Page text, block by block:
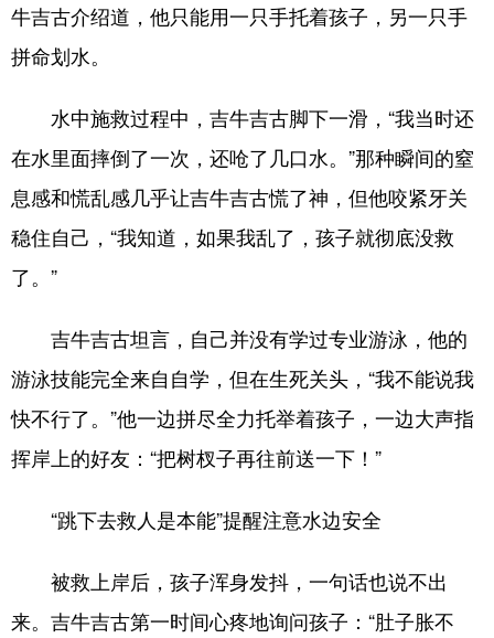
牛吉古介绍道，他只能用一只手托着孩子，另一只手
拼命划水。
水中施救过程中，吉牛吉古脚下一滑，“我当时还
在水里面摔倒了一次，还呛了几口水。”那种瞬间的窒
息感和慌乱感几乎让吉牛吉古慌了神，但他咬紧牙关
稳住自己，“我知道，如果我乱了，孩子就彻底没救
了。”
吉牛吉古坦言，自己并没有学过专业游泳，他的
游泳技能完全来自自学，但在生死关头，“我不能说我
快不行了。”他一边拼尽全力托举着孩子，一边大声指
挥岸上的好友：“把树杈子再往前送一下！”
“跳下去救人是本能”提醒注意水边安全
被救上岸后，孩子浑身发抖，一句话也说不出
来。吉牛吉古第一时间心疼地询问孩子：“肚子胀不